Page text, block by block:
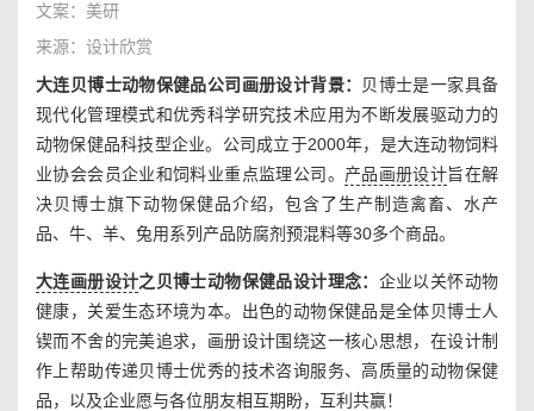
文案：美研
来源：设计欣赏
大连贝博士动物保健品公司画册设计背景：
贝博士是一家具备
现代化管理模式和优秀科学研究技术应用为不断发展驱动力的
动物保健品科技型企业。公司成立于2000年，是大连动物饲料
业协会会员企业和饲料业重点监理公司。 产品画册设计旨在解
决贝博士旗下动物保健品介绍，包含了生产制造禽畜、水产
品、牛、羊、兔用系列产品防腐剂预混料等30多个商品。
大连画册设计之贝博士动物保健品设计理念： 企业以关怀动物
健康，关爱生态环境为本。出色的动物保健品是全体贝博士人
锲而不舍的完美追求，画册设计围绕这一核心思想，在设计制
作上帮助传递贝博士优秀的技术咨询服务、高质量的动物保健
品，以及企业愿与各位朋友相互期盼，互利共赢！